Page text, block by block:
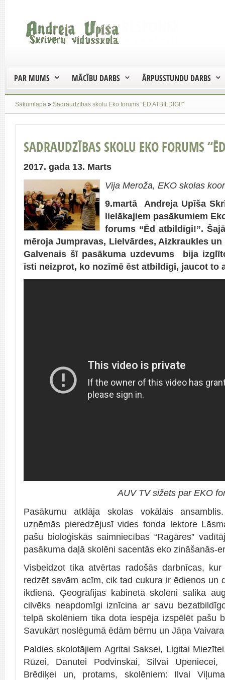
PAR MUMS MĀCĪBU DARBS ĀRPUSSTUNDU DARBS
Sākumlapa » Sadraudzības skolu Eko forums “ĒD ATBILDĪGI!”
SADRAUDZĪBAS SKOLU EKO FORUMS
2017. gada 13. Marts
Vija Meroža, EKO skolas
9.martā Andreja Upīša
lielākajiem pasākumiem
forums “Ēd atbildīgi!”.
mēroja Jumpravas, Lielvārdes, Aizkraukles
Galvenais šī pasākuma uzdevums bija
īsti neizprot, ko nozīmē ēst atbildīgi, jaucot to
AUV TV sižets par EKO
Pasākumu atklāja skolas vokālais
uzņēmās pieredzējusī vides fonda lektore
pašu bioloģiskās saimniecības “Ragāres”
pasākuma daļā skolēni sacentās eko zināšanās-
Visbeidzot tika atvērtas radošās darbnīcas,
redzēt savām acīm, cik tad cukura ir ēdienos un
ikdienā. Ģeogrāfijas kabinetā skolēni salika
cilvēks neapdomīgi iznīcina ar savu
telpā skolēniem tika dota iespēja izspēlēt pašu
Savukārt noslēgumā ēdām bērnu un Jāņa
Paldies skolotājiem Agritai Saksei, Ligitai
Rūzei, Danutei Podvinskai, Silvai Upeniecei,
Brēdiķei un, protams, skolēniem: Ilvai